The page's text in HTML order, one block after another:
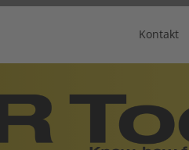
Kontakt